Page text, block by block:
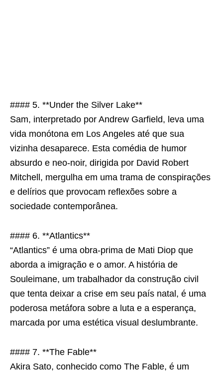
#### 5. **Under the Silver Lake**
Sam, interpretado por Andrew Garfield, leva uma
vida monótona em Los Angeles até que sua
vizinha desaparece. Esta comédia de humor
absurdo e neo-noir, dirigida por David Robert
Mitchell, mergulha em uma trama de conspirações
e delírios que provocam reflexões sobre a
sociedade contemporânea.
#### 6. **Atlantics**
“Atlantics” é uma obra-prima de Mati Diop que
aborda a imigração e o amor. A história de
Souleimane, um trabalhador da construção civil
que tenta deixar a crise em seu país natal, é uma
poderosa metáfora sobre a luta e a esperança,
marcada por uma estética visual deslumbrante.
#### 7. **The Fable**
Akira Sato, conhecido como The Fable, é um